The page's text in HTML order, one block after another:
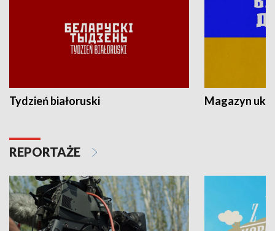
Tydzień białoruski Magazyn
REPORTAŻE